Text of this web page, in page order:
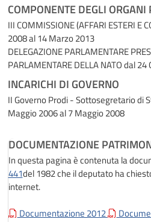
COMPONENTE DEGLI
III COMMISSIONE (AFFARI ESTERI E
2008 al 14 Marzo 2013
DELEGAZIONE PARLAMENTARE
PARLAMENTARE DELLA NATOdal 24
INCARICHI DI GOVERNO
II Governo Prodi - Sottosegretario di
Maggio 2006 al 7 Maggio 2008
DOCUMENTAZIONE
In questa pagina è contenuta la
441del 1982 che il deputato ha
internet.
Documentazione 2012